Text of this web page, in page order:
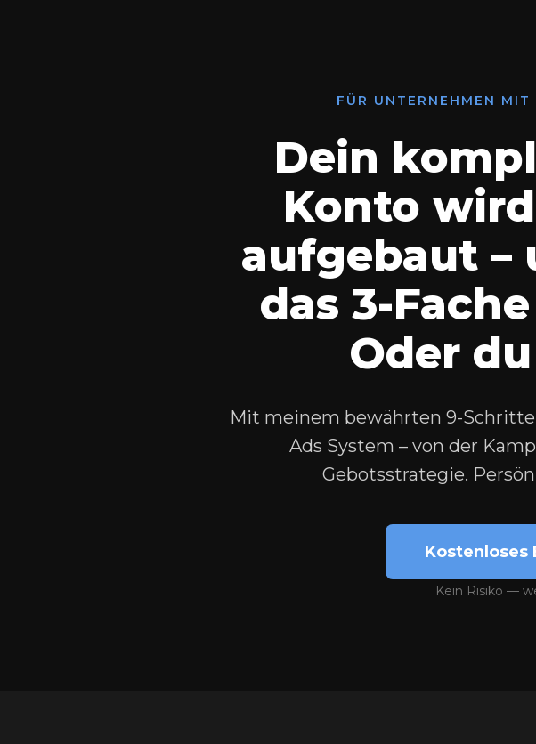
FÜR UNTERNEHMEN
Dein
Konto
aufgebaut
das 3-
Oder
Mit meinem bewährten 9-
Ads System – von der
Gebotsstrategie.
Kostenloses
Kein Risiko —